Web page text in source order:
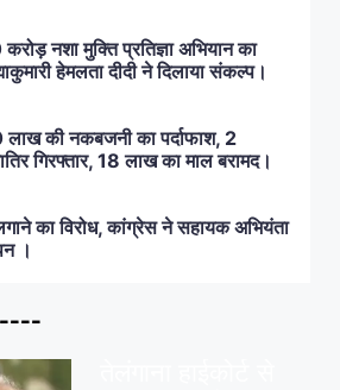
नशा मुक्ति प्रतिज्ञा अभियान का
हेमलता दीदी ने दिलाया संकल्प।
की नकबजनी का पर्दाफाश, 2
गिरफ्तार, 18 लाख का माल बरामद।
का विरोध, कांग्रेस ने सहायक अभियंता
।